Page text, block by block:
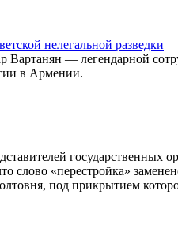
нелегальной разведки
Вартанян — легендарной
в Армении.
государственных
«перестройка»
под прикрытием